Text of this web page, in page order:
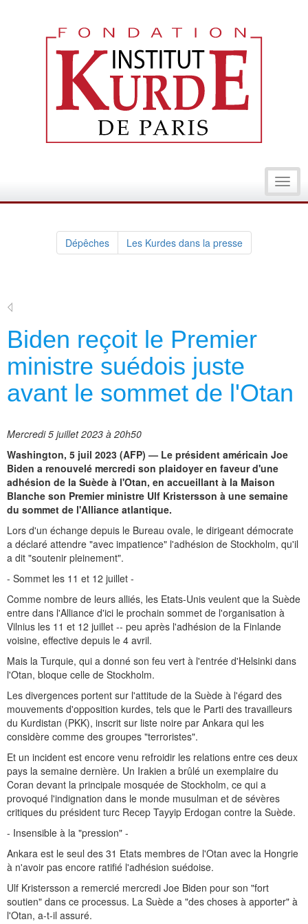
Dépêches Les Kurdes dans la presse
Biden reçoit le Premier
ministre suédois juste
avant le sommet de l'Otan
Mercredi 5 juillet 2023 à 20h50
Washington, 5 juil 2023 (AFP) — Le président américain Joe
Biden a renouvelé mercredi son plaidoyer en faveur d'une
adhésion de la Suède à l'Otan, en accueillant à la Maison
Blanche son Premier ministre Ulf Kristersson à une semaine
du sommet de l'Alliance atlantique.
Lors d'un échange depuis le Bureau ovale, le dirigeant démocrate
a déclaré attendre "avec impatience" l'adhésion de Stockholm, qu'il
a dit "soutenir pleinement".
- Sommet les 11 et 12 juillet -
Comme nombre de leurs alliés, les Etats-Unis veulent que la Suède
entre dans l'Alliance d'ici le prochain sommet de l'organisation à
Vilnius les 11 et 12 juillet -- peu après l'adhésion de la Finlande
voisine, effective depuis le 4 avril.
Mais la Turquie, qui a donné son feu vert à l'entrée d'Helsinki dans
l'Otan, bloque celle de Stockholm.
Les divergences portent sur l'attitude de la Suède à l'égard des
mouvements d'opposition kurdes, tels que le Parti des travailleurs
du Kurdistan (PKK), inscrit sur liste noire par Ankara qui les
considère comme des groupes "terroristes".
Et un incident est encore venu refroidir les relations entre ces deux
pays la semaine dernière. Un Irakien a brûlé un exemplaire du
Coran devant la principale mosquée de Stockholm, ce qui a
provoqué l'indignation dans le monde musulman et de sévères
critiques du président turc Recep Tayyip Erdogan contre la Suède.
- Insensible à la "pression" -
Ankara est le seul des 31 Etats membres de l'Otan avec la Hongrie
à n'avoir pas encore ratifié l'adhésion suédoise.
Ulf Kristersson a remercié mercredi Joe Biden pour son "fort
soutien" dans ce processus. La Suède a "des choses à apporter" à
l'Otan, a-t-il assuré.